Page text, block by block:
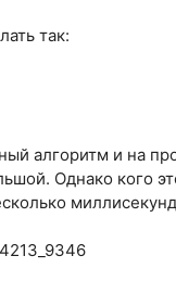
так:
алгоритм и на
Однако кого